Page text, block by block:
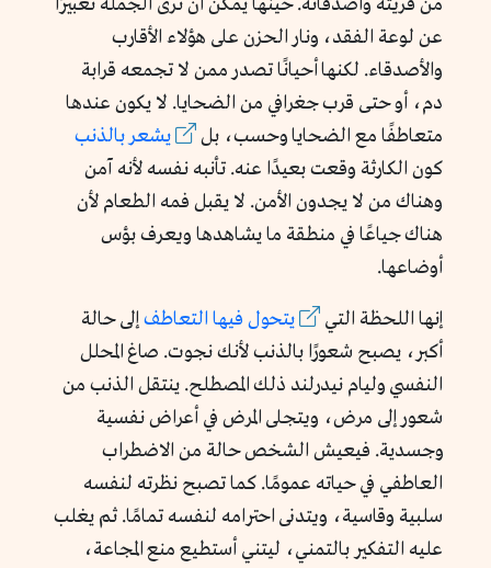
عن لوعة الفقد، ونار الحزن على هؤلاء الأقارب
والأصدقاء. لكنها أحيانًا تصدر ممن لا تجمعه قرابة
دم، أو حتى قرب جغرافي من الضحايا. لا يكون عندها
متعاطفًا مع الضحايا وحسب، بل
يشعر بالذنب
كون الكارثة وقعت بعيدًا عنه. تأنبه نفسه لأنه آمن
وهناك من لا يجدون الأمن. لا يقبل فمه الطعام لأن
هناك جياعًا في منطقة ما يشاهدها ويعرف بؤس
أوضاعها.
إنها اللحظة التي يتحول فيها التعاطفإلى حالة
أكبر، يصبح شعورًا بالذنب لأنك نجوت. صاغ المحلل
النفسي وليام نيدرلند ذلك المصطلح. ينتقل الذنب من
شعور إلى مرض، ويتجلى المرض في أعراض نفسية
وجسدية. فيعيش الشخص حالة من الاضطراب
العاطفي في حياته عمومًا. كما تصبح نظرته لنفسه
سلبية وقاسية، ويتدنى احترامه لنفسه تمامًا. ثم يغلب
عليه التفكير بالتمني، ليتني أستطيع منع المجاعة،